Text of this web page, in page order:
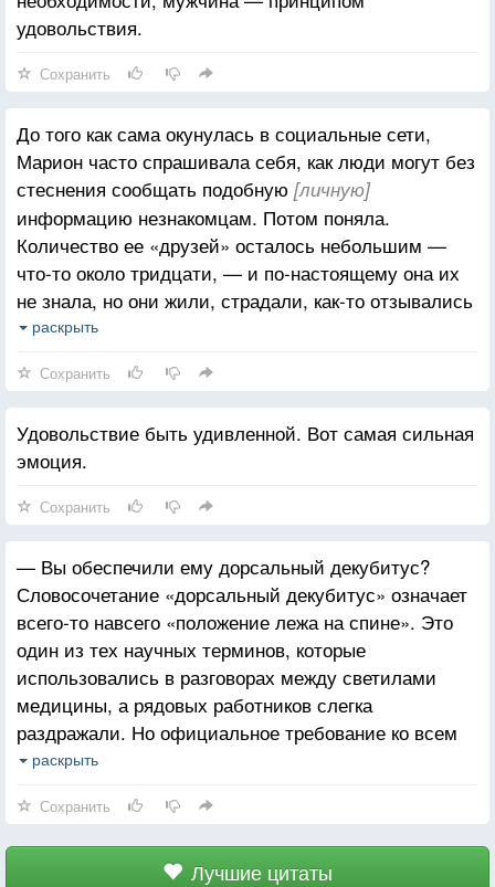
удовольствия.
Сохранить
До того как сама окунулась в социальные сети,
Марион часто спрашивала себя, как люди могут без
стеснения сообщать подобную [личную]
информацию незнакомцам. Потом поняла.
Количество ее «друзей» осталось небольшим —
что-то около тридцати, — и по-настоящему она их
не знала, но они жили, страдали, как-то отзывались
на происходящее в ее жизни В глазах Марион этого
реальными, чем ее настоящие знакомые.
раскрыть
Сохранить
Удовольствие быть удивленной. Вот самая сильная
эмоция.
Сохранить
— Вы обеспечили ему дорсальный декубитус?
Словосочетание «дорсальный декубитус» означает
всего-то навсего «положение лежа на спине». Это
один из тех научных терминов, которые
использовались в разговорах между светилами
медицины, а рядовых работников слегка
раздражали. Но официальное требование ко всем
звучало так: данные термины пришли из латыни,
язык. Неофициальное подразумевало следующее:
вы должны общаться между собой так, чтобы
пациент вас не понимал.
раскрыть
Сохранить
Лучшие цитаты